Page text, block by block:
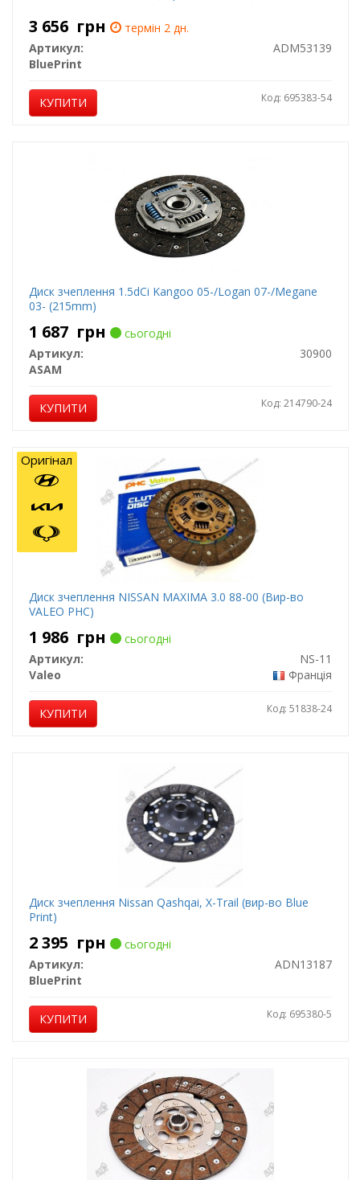
3 656 грн
термін 2 дн.
Артикул:
ADM53139
BluePrint
КУПИТИ Код: 695383-54
Диск зчеплення 1.5dCi Kangoo 05-/Logan 07-/Megane
03- (215mm)
1 687 грн
сьогодні
Артикул:
30900
ASAM
КУПИТИ Код: 214790-24
Диск зчеплення NISSAN MAXIMA 3.0 88-00 (Вир-во
VALEO PHC)
1 986 грн
сьогодні
Артикул:
NS-11
Valeo
Франція
КУПИТИ Код: 51838-24
Оригінал
Диск зчеплення Nissan Qashqai, X-Trail (вир-во Blue
Print)
2 395 грн
сьогодні
Артикул:
ADN13187
BluePrint
КУПИТИ Код: 695380-5